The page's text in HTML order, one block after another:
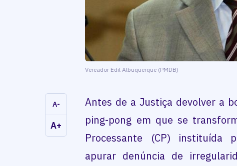
Vereador Edil Albuquerque (PMDB)
A-
A+
Antes de a Justiça devolver a
ping-pong em que se
Processante (CP) instituída
apurar denúncia de